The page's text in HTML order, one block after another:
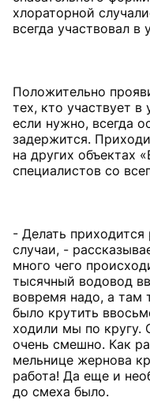
хлораторной
всегда участвовал
Положительно
тех, кто участвует
если нужно, всегда
задержится.
на других объектах
специалистов со
- Делать
случаи, -
много чего
тысячный водовод
вовремя надо, а там
было крутить
ходили мы по кругу.
очень смешно. Как
мельнице жернова
работа! Да еще и
до смеха было.